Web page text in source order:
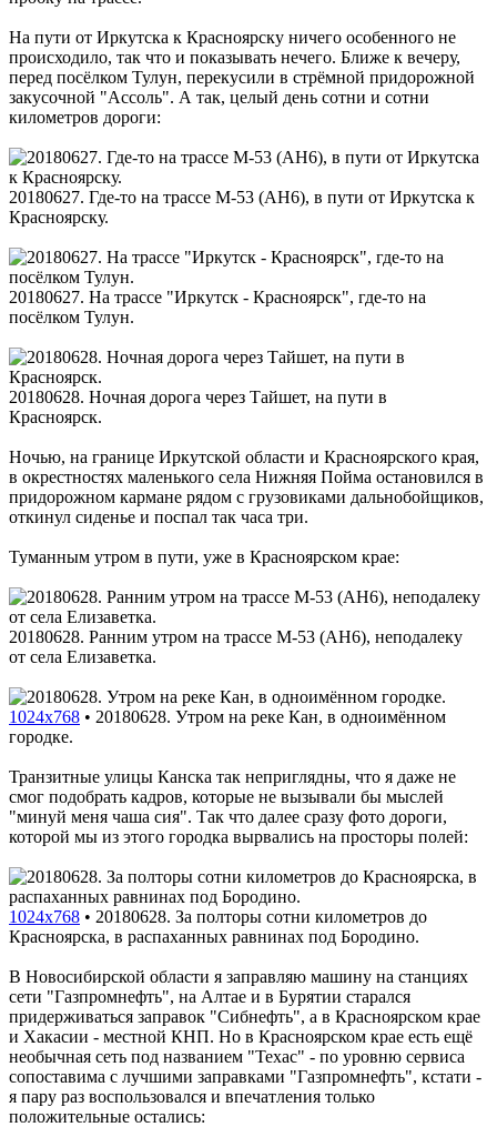
На пути от Иркутска к Красноярску ничего особенного не
происходило, так что и показывать нечего. Ближе к вечеру,
перед посёлком Тулун, перекусили в стрёмной придорожной
закусочной "Ассоль". А так, целый день сотни и сотни
километров дороги:
20180627. Где-то на трассе M-53 (AH6), в пути от Иркутска к
Красноярску.
20180627. На трассе "Иркутск - Красноярск", где-то на
посёлком Тулун.
20180628. Ночная дорога через Тайшет, на пути в
Красноярск.
Ночью, на границе Иркутской области и Красноярского края,
в окрестностях маленького села Нижняя Пойма остановился в
придорожном кармане рядом с грузовиками дальнобойщиков,
откинул сиденье и поспал так часа три.
Туманным утром в пути, уже в Красноярском крае:
20180628. Ранним утром на трассе M-53 (AH6), неподалеку
от села Елизаветка.
1024x768 • 20180628. Утром на реке Кан, в одноимённом
городке.
Транзитные улицы Канска так неприглядны, что я даже не
смог подобрать кадров, которые не вызывали бы мыслей
"минуй меня чаша сия". Так что далее сразу фото дороги,
которой мы из этого городка вырвались на просторы полей:
1024x768 • 20180628. За полторы сотни километров до
Красноярска, в распаханных равнинах под Бородино.
В Новосибирской области я заправляю машину на станциях
сети "Газпромнефть", на Алтае и в Бурятии старался
придерживаться заправок "Сибнефть", а в Красноярском крае
и Хакасии - местной КНП. Но в Красноярском крае есть ещё
необычная сеть под названием "Техас" - по уровню сервиса
сопоставима с лучшими заправками "Газпромнефть", кстати -
я пару раз воспользовался и впечатления только
положительные остались: